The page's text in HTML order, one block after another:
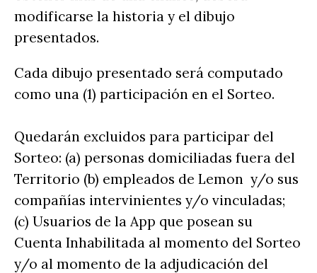
modificarse la historia y el dibujo
presentados.
Cada dibujo presentado será computado
como una (1) participación en el Sorteo.
Quedarán excluidos para participar del
Sorteo: (a) personas domiciliadas fuera del
Territorio (b) empleados de Lemon y/o sus
compañías intervinientes y/o vinculadas;
(c) Usuarios de la App que posean su
Cuenta Inhabilitada al momento del Sorteo
y/o al momento de la adjudicación del